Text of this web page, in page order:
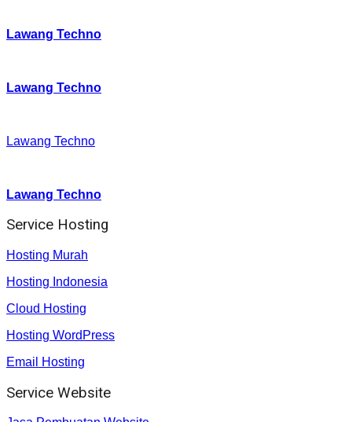
Lawang Techno
Lawang Techno
Lawang Techno
Lawang Techno
Service Hosting
Hosting Murah
Hosting Indonesia
Cloud Hosting
Hosting WordPress
Email Hosting
Service Website